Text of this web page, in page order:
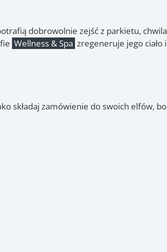
dobrowolnie zejść z parkietu, chwila
Wellness & Spa zregeneruje jego ciało i
składaj zamówienie do swoich elfów, bo